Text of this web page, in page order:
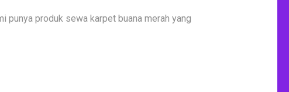
punya produk sewa karpet buana merah yang